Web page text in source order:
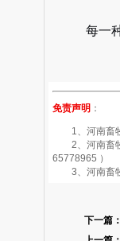
每一
免责声明 ：
1、河南畜牧
2、河南畜牧
65778965 ）
3、河南畜牧
下一篇：